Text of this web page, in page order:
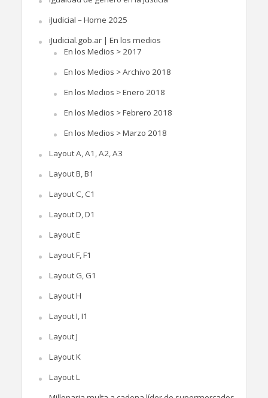
iJudicial – Home 2025
iJudicial.gob.ar | En los medios
En los Medios > 2017
En los Medios > Archivo 2018
En los Medios > Enero 2018
En los Medios > Febrero 2018
En los Medios > Marzo 2018
Layout A, A1, A2, A3
Layout B, B1
Layout C, C1
Layout D, D1
Layout E
Layout F, F1
Layout G, G1
Layout H
Layout I, I1
Layout J
Layout K
Layout L